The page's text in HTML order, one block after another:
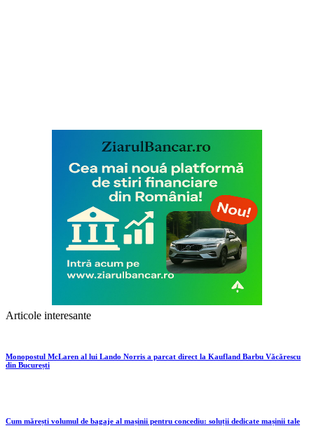
Articole interesante
Monopostul McLaren al lui Lando Norris a parcat direct la Kaufland Barbu Văcărescu
din București
Cum mărești volumul de bagaje al mașinii pentru concediu: soluții dedicate mașinii tale